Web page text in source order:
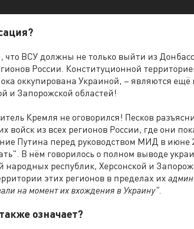
что ВСУ должны не только выйти из
России. Конституционной
оккупирована Украиной, – являются ещё
и Запорожской областей!
Кремля не оговорился! Песков
войск из всех регионов России, где они
Путина перед руководством МИД в июне
В нём говорилось о полном выводе
народных республик, Херсонской и
этих регионов в пределах их
на момент их вхождения в Украину".
означает?